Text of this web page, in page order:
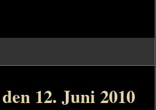
12. Juni 2010